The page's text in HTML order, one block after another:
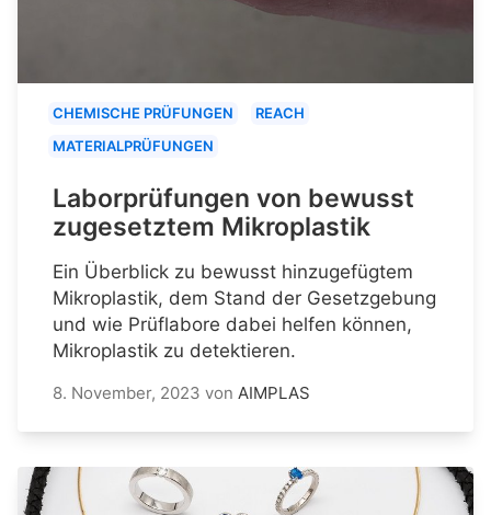
CHEMISCHE PRÜFUNGEN
REACH
MATERIALPRÜFUNGEN
Laborprüfungen von bewusst
zugesetztem Mikroplastik
Ein Überblick zu bewusst hinzugefügtem
Mikroplastik, dem Stand der Gesetzgebung
und wie Prüflabore dabei helfen können,
Mikroplastik zu detektieren.
8. November, 2023 von AIMPLAS